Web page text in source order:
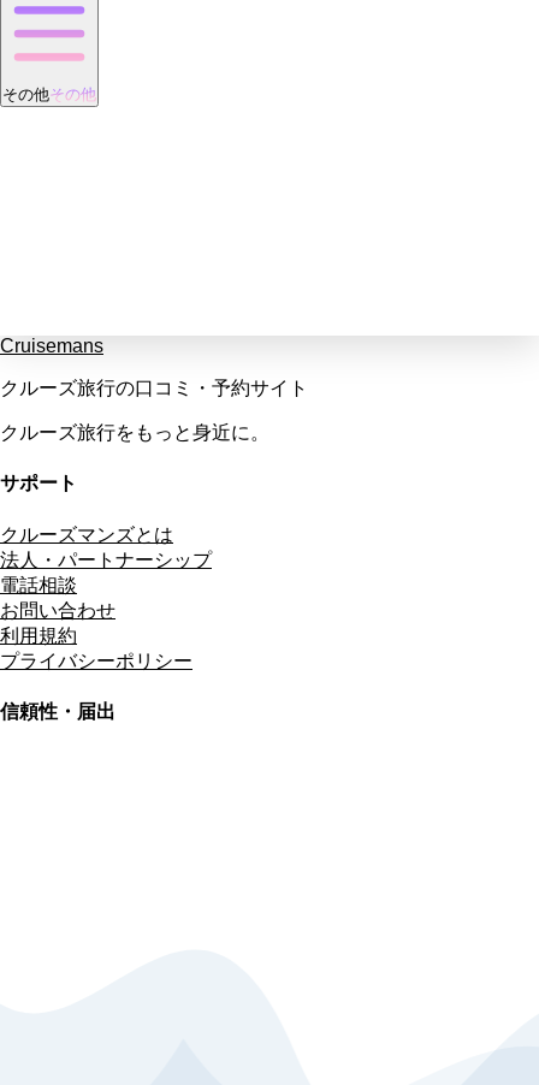
その他その他
Cruisemans
クルーズ旅行の口コミ・予約サイト
クルーズ旅行をもっと身近に。
サポート
クルーズマンズとは
法人・パートナーシップ
電話相談
お問い合わせ
利用規約
プライバシーポリシー
信頼性・届出